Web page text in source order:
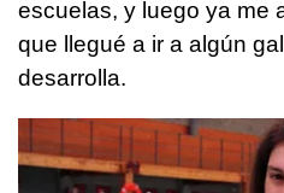
escuelas, y luego ya me
que llegué a ir a algún
desarrolla.